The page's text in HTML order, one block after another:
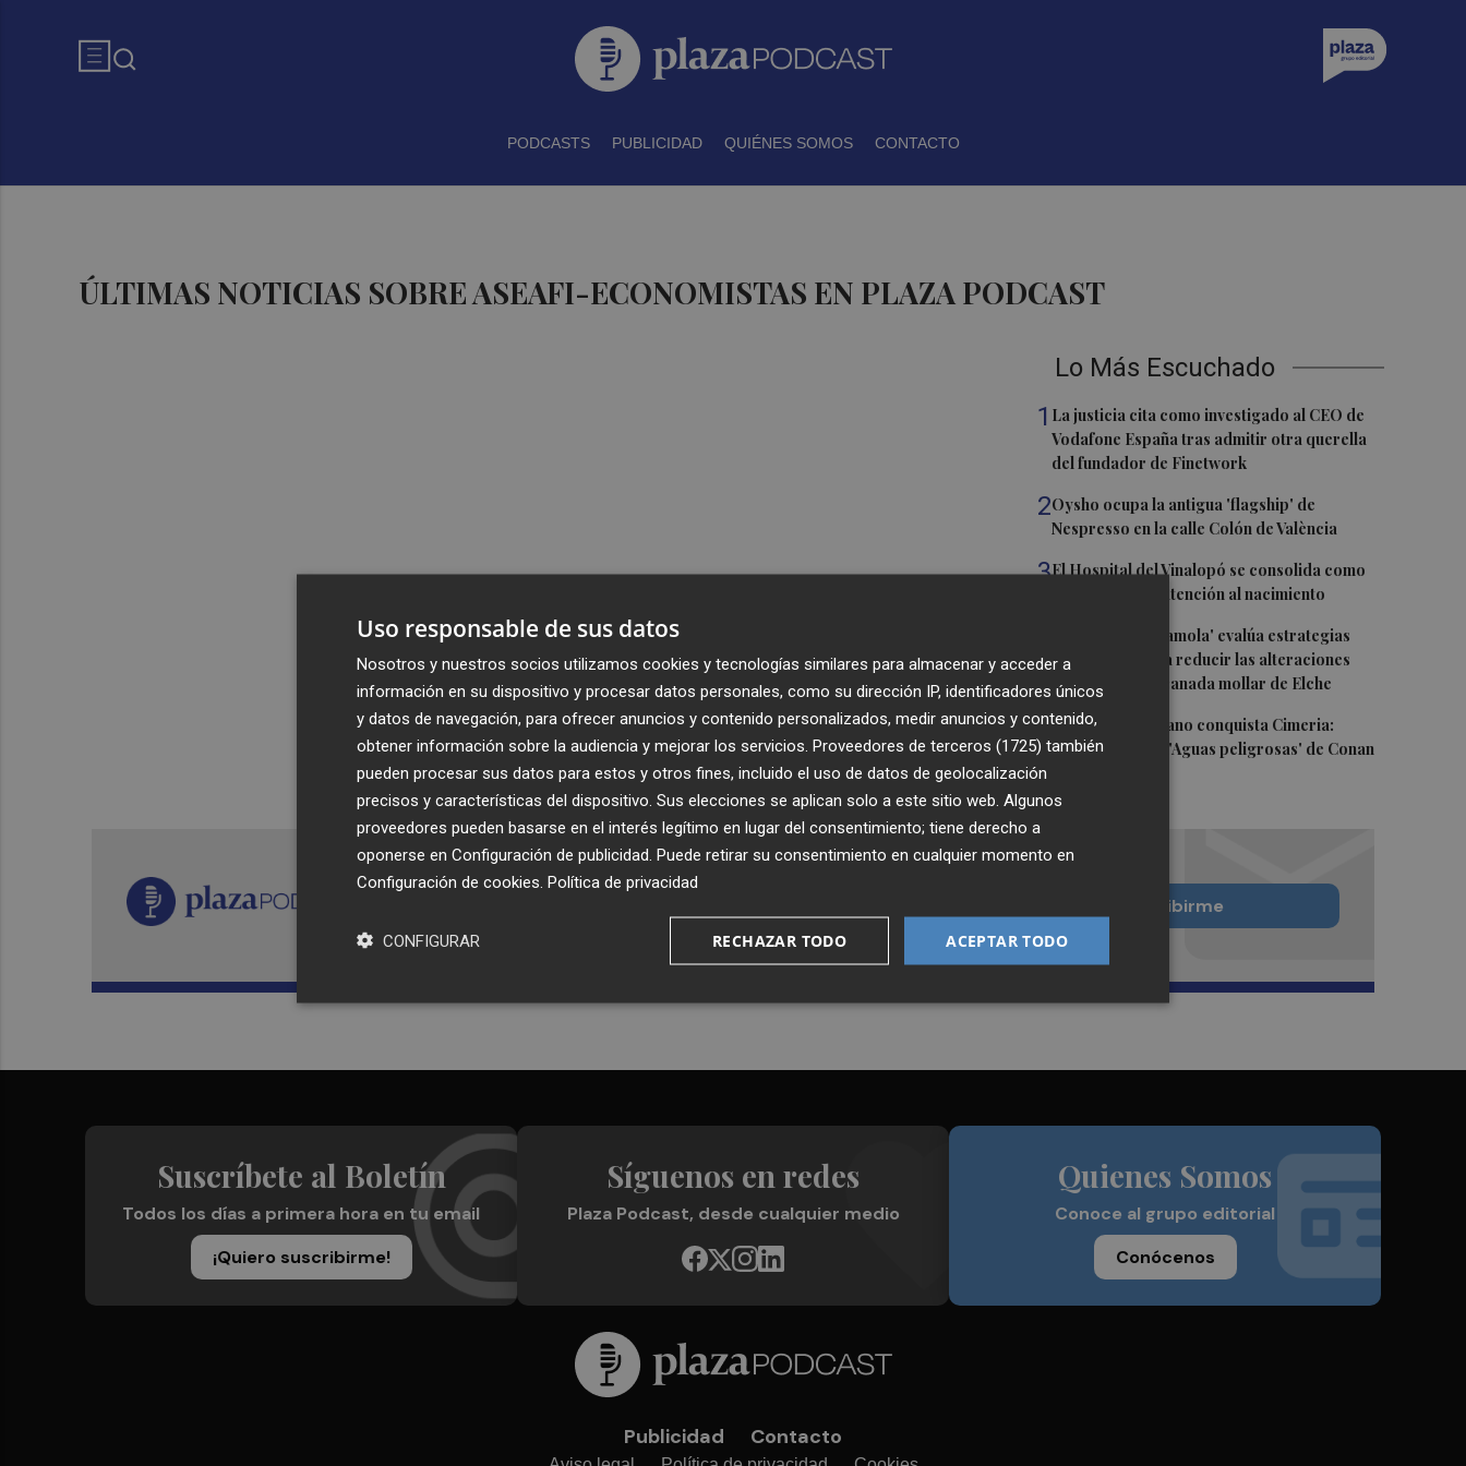
PODCASTS PUBLICIDAD QUIÉNES SOMOS CONTACTO
ÚLTIMAS NOTICIAS SOBRE ASEAFI-ECONOMISTAS EN PLAZA PODCAST
Lo Más Escuchado
1 La justicia cita como investigado al CEO de
Vodafone España tras admitir otra querella
del fundador de Finetwork
2Oysho ocupa la antigua 'flagship' de
Nespresso en la calle Colón de València
3El Hospital del Vinalopó se consolida como
referente en la atención al nacimiento
El proyecto 'Gramola' evalúa estrategias
sostenibles para reducir las alteraciones
internas de la granada mollar de Elche
5El talento murciano conquista Cimeria:
Dagnino ilustra 'Aguas peligrosas' de Conan
Recibe toda la actualidad de
Plaza Podcast en tu correo
Quiero suscribirme
Suscríbete al Boletín
Todos los días a primera hora en tu email
¡Quiero suscribirme!
Síguenos en redes
Plaza Podcast, desde cualquier medio
Quienes Somos
Conoce al grupo editorial
Conócenos
Publicidad Contacto
Uso responsable de sus datos
Nosotros y nuestros socios utilizamos cookies y tecnologías similares para almacenar y acceder a
información en su dispositivo y procesar datos personales, como su dirección IP, identificadores únicos
y datos de navegación, para ofrecer anuncios y contenido personalizados, medir anuncios y contenido,
obtener información sobre la audiencia y mejorar los servicios. Proveedores de terceros (1725) también
pueden procesar sus datos para estos y otros fines, incluido el uso de datos de geolocalización
precisos y características del dispositivo. Sus elecciones se aplican solo a este sitio web. Algunos
proveedores pueden basarse en el interés legítimo en lugar del consentimiento; tiene derecho a
oponerse en Configuración de publicidad . Puede retirar su consentimiento en cualquier momento en
Configuración de cookies Política de privacidad
ACEPTAR TODO
RECHAZAR TODO
CONFIGURAR